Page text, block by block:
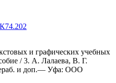
и графических учебных
/ 3. А. Лалаева, В. Г.
и доп.— Уфа: ООО